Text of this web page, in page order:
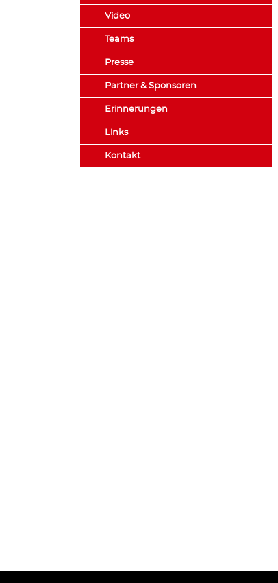
Video
Teams
Presse
Partner & Sponsoren
Erinnerungen
Links
Kontakt